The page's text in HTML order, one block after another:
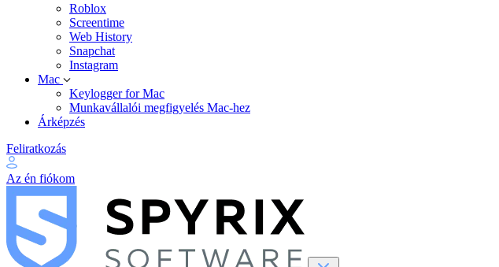
Roblox
Screentime
Web History
Snapchat
Instagram
Mac
Keylogger for Mac
Munkavállalói megfigyelés Mac-hez
Árképzés
Feliratkozás
Az én fiókom